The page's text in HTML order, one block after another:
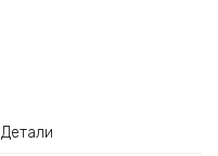
Детали